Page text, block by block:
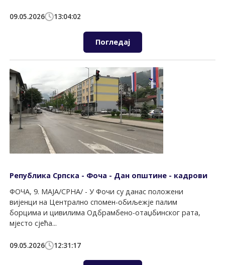
09.05.2026 13:04:02
Погледај
Република Српска - Фоча - Дан општине - кадрови
ФОЧА, 9. МАЈА/СРНА/ - У Фочи су данас положени
вијенци на Централно спомен-обиљежје палим
борцима и цивилима Одбрамбено-отаџбинског рата,
мјесто сјећа...
09.05.2026 12:31:17